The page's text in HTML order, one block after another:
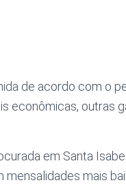
de acordo com o
econômicas, outras
em Santa
mais